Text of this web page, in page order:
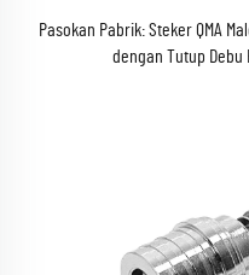
Pasokan Pabrik: Steker QMA
dengan Tutup